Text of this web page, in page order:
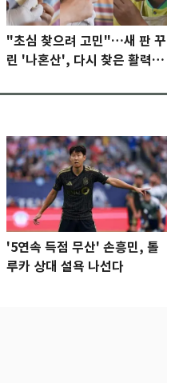
"초심 찾으려 고민"…새 판 꾸
린 '나혼산', 다시 찾은 활력
'5연속 득점 무산' 손흥민, 톨
루카 상대 설욕 나선다